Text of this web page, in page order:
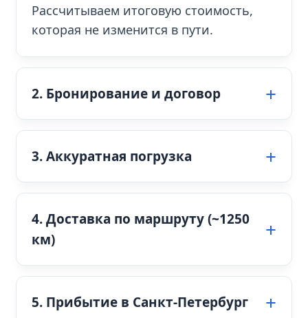
Рассчитываем итоговую стоимость,
которая не изменится в пути.
2. Бронирование и договор
3. Аккуратная погрузка
4. Доставка по маршруту (~1250
км)
5. Прибытие в Санкт-Петербург